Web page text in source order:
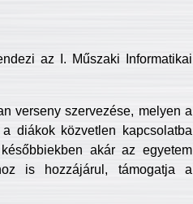
az I. Műszaki Informatikai
verseny szervezése, melyen a
diákok közvetlen kapcsolatba
akár az egyetem
is hozzájárul, támogatja a